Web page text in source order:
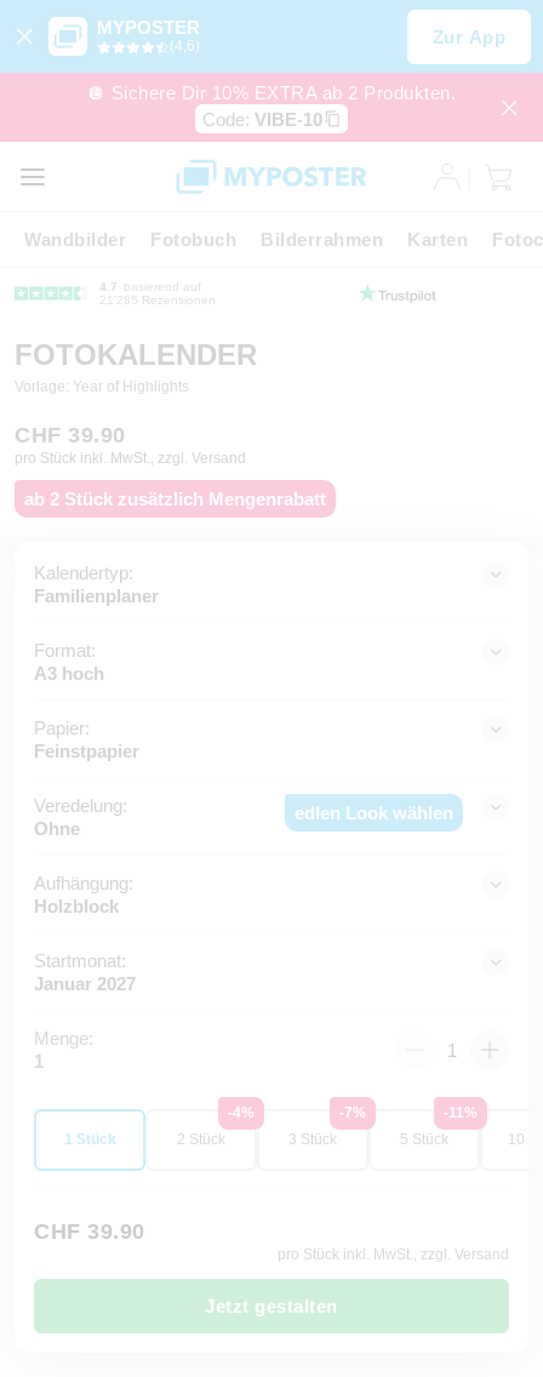
MYPOSTER
(4,6) Zur App
🪩 Sichere Dir 10% EXTRA ab 2 Produkten.
Code: VIBE-10
Wandbilder Fotobuch Bilderrahmen Karten
4.7
basierend auf
21’285 Rezensionen
FOTOKALENDER
Vorlage: Year of Highlights
CHF 39.90
pro Stück inkl. MwSt., zzgl. Versand
ab 2 Stück zusätzlich Mengenrabatt
Kalendertyp:
Familienplaner
Format:
A3 hoch
Papier:
Feinstpapier
Veredelung:
Ohne
edlen Look wählen
Aufhängung:
Holzblock
Startmonat:
Januar 2027
Menge:
1
1 Stück
-4%
2 Stück
-7%
3 Stück
-11%
5 Stück
10
CHF 39.90
pro Stück inkl. MwSt., zzgl. Versand
Jetzt gestalten